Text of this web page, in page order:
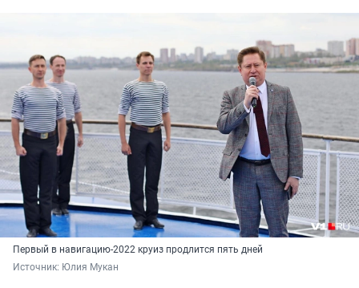
Первый в навигацию-2022 круиз продлится пять дней
Источник: Юлия Мукан